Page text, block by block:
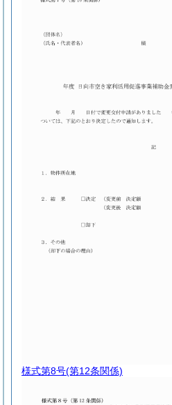
様式第8号(第12条関係)